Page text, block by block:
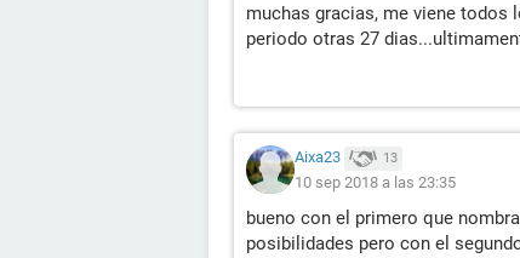
muchas gracias, me viene todos
periodo otras 27
Aixa23 13
10 sep 2018 a las 23:35
bueno con el primero que
posibilidades pero con el